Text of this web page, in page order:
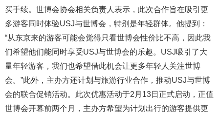
买手续。世博会协会相关负责人表示，此次合作旨在吸引更
多游客同时体验USJ与世博会，特别是年轻群体。他提到：
“从东京来的游客可能会觉得只看世博会性价比不高，因此我
们希望他们能同时享受USJ与世博会的乐趣。USJ吸引了大
量年轻游客，我们也希望借此机会让更多年轻人关注世博
会。”此外，主办方还计划与旅游行业合作，推动USJ与世博
会的联合促销活动。此次优惠活动于2月13日正式启动，正值
世博会开幕前两个月，主办方希望为计划出行的游客提供更